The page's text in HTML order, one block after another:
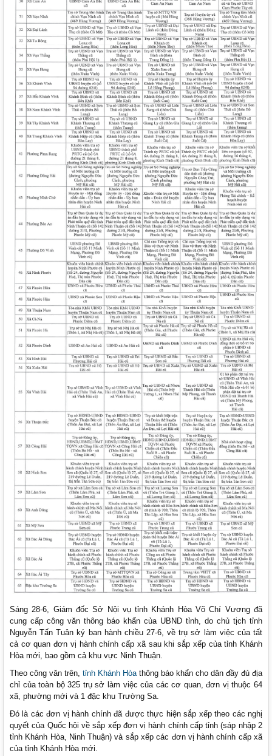
Sáng 28-6, Giám đốc Sở Nội vụ tỉnh Khánh Hòa Võ Chí Vương đã
cung cấp công văn thông báo khẩn của UBND tỉnh, do chủ tịch tỉnh
Nguyễn Tấn Tuân ký ban hành chiều 27-6, về trụ sở làm việc của tất
cả cơ quan đơn vị hành chính cấp xã sau khi sắp xếp của tỉnh Khánh
Hòa mới, bao gồm cả khu vực Ninh Thuận.
Theo công văn trên, tỉnh Khánh Hòathông báo khẩn cho dân đầy đủ địa
chỉ của toàn bộ 325 trụ sở làm việc của các cơ quan, đơn vị thuộc 64
xã, phường mới và 1 đặc khu Trường Sa.
Đó là các đơn vị hành chính đã được thực hiện sắp xếp theo các nghị
quyết của Quốc hội về sắp xếp đơn vị hành chính cấp tỉnh (sáp nhập 2
tỉnh Khánh Hòa, Ninh Thuận) và sắp xếp các đơn vị hành chính cấp xã
của tỉnh Khánh Hòa mới.